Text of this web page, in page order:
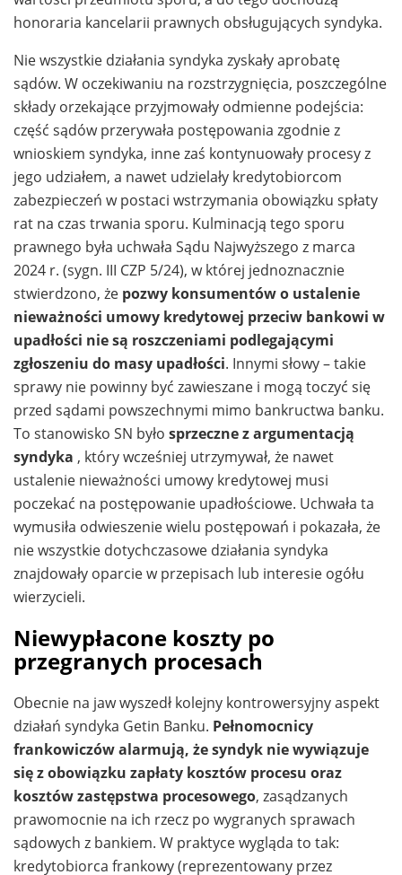
honoraria kancelarii prawnych obsługujących syndyka.
Nie wszystkie działania syndyka zyskały aprobatę
sądów. W oczekiwaniu na rozstrzygnięcia, poszczególne
składy orzekające przyjmowały odmienne podejścia:
część sądów przerywała postępowania zgodnie z
wnioskiem syndyka, inne zaś kontynuowały procesy z
jego udziałem, a nawet udzielały kredytobiorcom
zabezpieczeń w postaci wstrzymania obowiązku spłaty
rat na czas trwania sporu. Kulminacją tego sporu
prawnego była uchwała Sądu Najwyższego z marca
2024 r. (sygn. III CZP 5/24), w której jednoznacznie
stwierdzono, że pozwy konsumentów o ustalenie
nieważności umowy kredytowej przeciw bankowi w
upadłości nie są roszczeniami podlegającymi
zgłoszeniu do masy upadłości. Innymi słowy – takie
sprawy nie powinny być zawieszane i mogą toczyć się
przed sądami powszechnymi mimo bankructwa banku.
To stanowisko SN było sprzeczne z argumentacją
syndyka , który wcześniej utrzymywał, że nawet
ustalenie nieważności umowy kredytowej musi
poczekać na postępowanie upadłościowe. Uchwała ta
wymusiła odwieszenie wielu postępowań i pokazała, że
nie wszystkie dotychczasowe działania syndyka
znajdowały oparcie w przepisach lub interesie ogółu
wierzycieli.
Niewypłacone koszty po
przegranych procesach
Obecnie na jaw wyszedł kolejny kontrowersyjny aspekt
działań syndyka Getin Banku. Pełnomocnicy
frankowiczów alarmują, że syndyk nie wywiązuje
się z obowiązku zapłaty kosztów procesu oraz
kosztów zastępstwa procesowego, zasądzanych
prawomocnie na ich rzecz po wygranych sprawach
sądowych z bankiem. W praktyce wygląda to tak:
kredytobiorca frankowy (reprezentowany przez